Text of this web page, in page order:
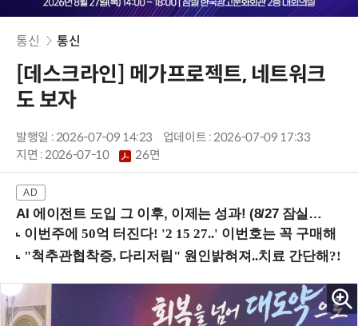
통신 통신
[데스크라인] 메가프로젝트, 네트워크
도 보자
발행일 : 2026-07-09 14:23
업데이트 : 2026-07-09 17:33
지면 :2026-07-10 26면
AI 에이전트 도입 그 이후, 이제는 성과! (8/27 잠실역)